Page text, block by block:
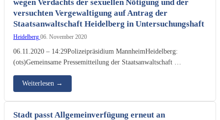
wegen Verdachts der sexuellen Nötigung und der
versuchten Vergewaltigung auf Antrag der
Staatsanwaltschaft Heidelberg in Untersuchungshaft
Heidelberg 06. November 2020
06.11.2020 – 14:29Polizeipräsidium MannheimHeidelberg:
(ots)Gemeinsame Pressemitteilung der Staatsanwaltschaft …
Weiterlesen →
Stadt passt Allgemeinverfügung erneut an